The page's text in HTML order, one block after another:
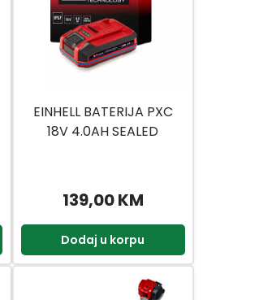
EINHELL BATERIJA PXC
18V 4.0AH SEALED
139,00 KM
Dodaj u korpu